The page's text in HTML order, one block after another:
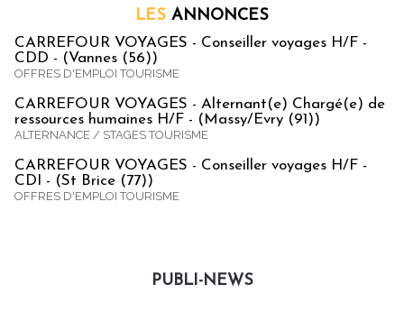
LES ANNONCES
CARREFOUR VOYAGES - Conseiller voyages H/F -
CDD - (Vannes (56))
OFFRES D'EMPLOI TOURISME
CARREFOUR VOYAGES - Alternant(e) Chargé(e) de
ressources humaines H/F - (Massy/Evry (91))
ALTERNANCE / STAGES TOURISME
CARREFOUR VOYAGES - Conseiller voyages H/F -
CDI - (St Brice (77))
OFFRES D'EMPLOI TOURISME
PUBLI-NEWS